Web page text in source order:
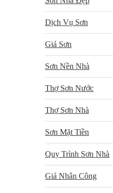
Dịch Vụ Sơn
Giá Sơn
Sơn Nền Nhà
Thợ Sơn Nước
Thợ Sơn Nhà
Sơn Mặt Tiền
Quy Trình Sơn Nhà
Giá Nhân Công